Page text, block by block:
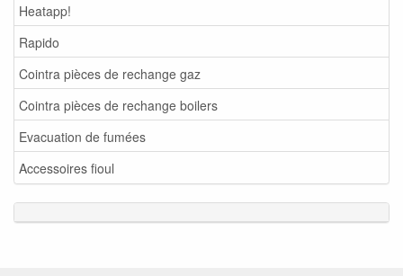
Heatapp!
Rapido
Cointra pièces de rechange gaz
Cointra pièces de rechange boilers
Evacuation de fumées
Accessoires fioul